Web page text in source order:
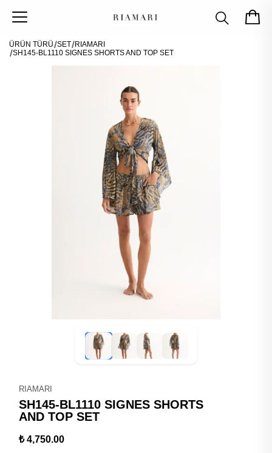
ÜRÜN TÜRÜ SET RIAMARI
SH145-BL1110 SIGNES SHORTS AND TOP SET
RIAMARI
SH145-BL1110 SIGNES SHORTS
AND TOP SET
₺ 4,750.00